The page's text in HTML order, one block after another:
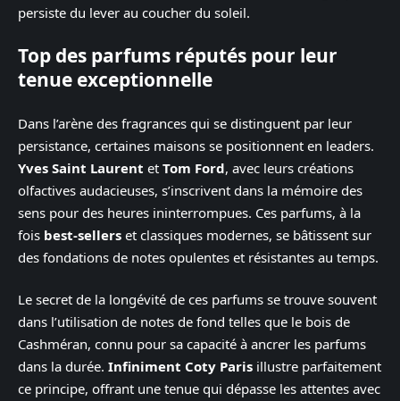
persiste du lever au coucher du soleil.
Top des parfums réputés pour leur
tenue exceptionnelle
Dans l’arène des fragrances qui se distinguent par leur
persistance, certaines maisons se positionnent en leaders.
Yves Saint Laurent et Tom Ford, avec leurs créations
olfactives audacieuses, s’inscrivent dans la mémoire des
sens pour des heures ininterrompues. Ces parfums, à la
fois best-sellers et classiques modernes, se bâtissent sur
des fondations de notes opulentes et résistantes au temps.
Le secret de la longévité de ces parfums se trouve souvent
dans l’utilisation de notes de fond telles que le bois de
Cashméran, connu pour sa capacité à ancrer les parfums
dans la durée. Infiniment Coty Paris illustre parfaitement
ce principe, offrant une tenue qui dépasse les attentes avec